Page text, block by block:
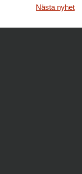
Nästa nyhet